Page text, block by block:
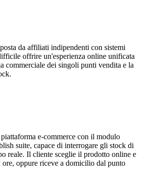
da affiliati indipendenti con sistemi
offrire un'esperienza online unificata
commerciale dei singoli punti vendita e la
e-commerce con il modulo
suite, capace di interrogare gli stock di
reale. Il cliente sceglie il prodotto online e
oppure riceve a domicilio dal punto